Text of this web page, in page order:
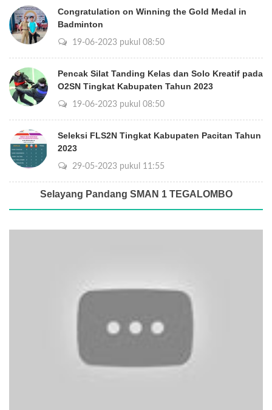
Congratulation on Winning the Gold Medal in
Badminton
19-06-2023 pukul 08:50
Pencak Silat Tanding Kelas dan Solo Kreatif pada
O2SN Tingkat Kabupaten Tahun 2023
19-06-2023 pukul 08:50
Seleksi FLS2N Tingkat Kabupaten Pacitan Tahun
2023
29-05-2023 pukul 11:55
Selayang Pandang SMAN 1 TEGALOMBO